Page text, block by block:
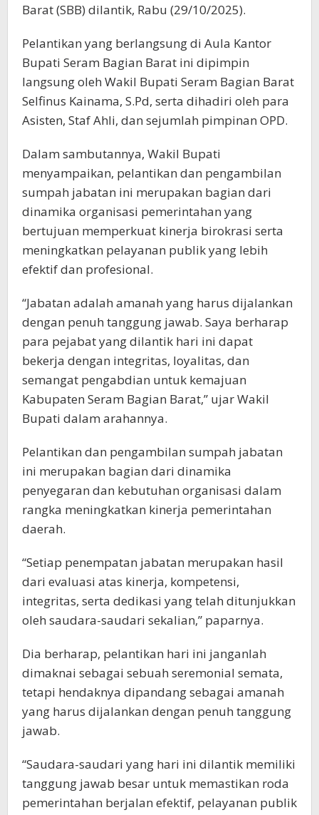
Barat (SBB) dilantik, Rabu (29/10/2025).
Pelantikan yang berlangsung di Aula Kantor
Bupati Seram Bagian Barat ini dipimpin
langsung oleh Wakil Bupati Seram Bagian Barat
Selfinus Kainama, S.Pd, serta dihadiri oleh para
Asisten, Staf Ahli, dan sejumlah pimpinan OPD.
Dalam sambutannya, Wakil Bupati
menyampaikan, pelantikan dan pengambilan
sumpah jabatan ini merupakan bagian dari
dinamika organisasi pemerintahan yang
bertujuan memperkuat kinerja birokrasi serta
meningkatkan pelayanan publik yang lebih
efektif dan profesional.
“Jabatan adalah amanah yang harus dijalankan
dengan penuh tanggung jawab. Saya berharap
para pejabat yang dilantik hari ini dapat
bekerja dengan integritas, loyalitas, dan
semangat pengabdian untuk kemajuan
Kabupaten Seram Bagian Barat,” ujar Wakil
Bupati dalam arahannya.
Pelantikan dan pengambilan sumpah jabatan
ini merupakan bagian dari dinamika
penyegaran dan kebutuhan organisasi dalam
rangka meningkatkan kinerja pemerintahan
daerah.
“Setiap penempatan jabatan merupakan hasil
dari evaluasi atas kinerja, kompetensi,
integritas, serta dedikasi yang telah ditunjukkan
oleh saudara-saudari sekalian,” paparnya.
Dia berharap, pelantikan hari ini janganlah
dimaknai sebagai sebuah seremonial semata,
tetapi hendaknya dipandang sebagai amanah
yang harus dijalankan dengan penuh tanggung
jawab.
“Saudara-saudari yang hari ini dilantik memiliki
tanggung jawab besar untuk memastikan roda
pemerintahan berjalan efektif, pelayanan publik